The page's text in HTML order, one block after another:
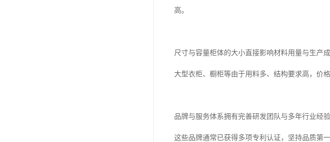
高。
尺寸与容量柜体的大小直接影响材料用量与生产成
大型衣柜、橱柜等由于用料多、结构要求高，价
品牌与服务体系拥有完善研发团队与多年行业经
这些品牌通常已获得多项专利认证，坚持品质第